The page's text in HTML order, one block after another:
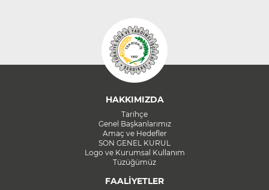
HAKKIMIZDA
Tarihçe
Genel Başkanlarımız
Amaç ve Hedefler
SON GENEL KURUL
Logo ve Kurumsal Kullanım
Tüzüğümüz
FAALİYETLER